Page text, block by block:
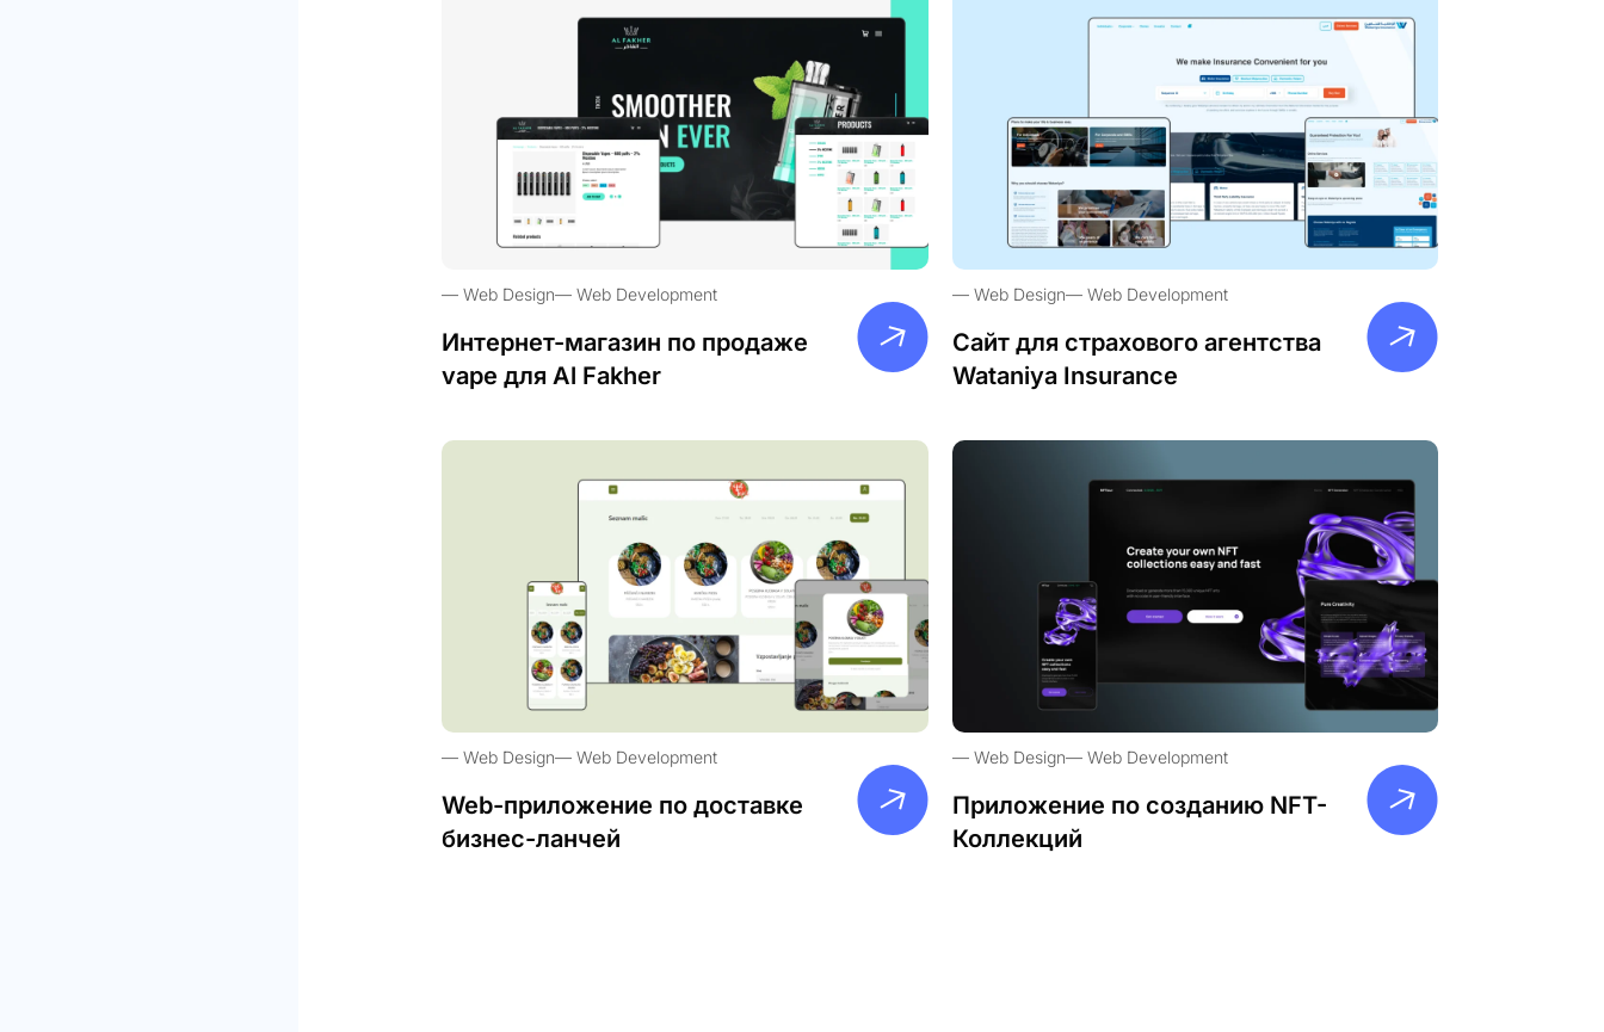
Web Design Web Development
Интернет-магазин по продаже
vape для Al Fakher
Web Design Web Development
Сайт для страхового агентства
Wataniya Insurance
Web Design Web Development
Web-приложение по доставке
бизнес-ланчей
Web Design Web Development
Приложение по созданию NFT-
Коллекций